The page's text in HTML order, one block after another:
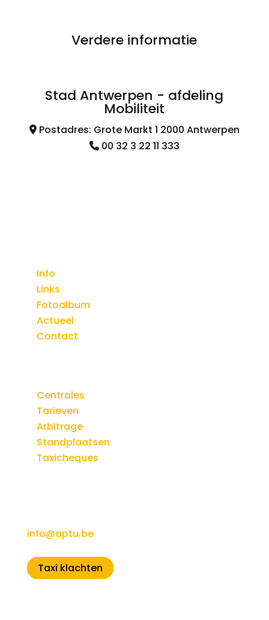
Verdere informatie
Stad Antwerpen - afdeling
Mobiliteit
Postadres: Grote Markt 1 2000 Antwerpen
00 32 3 22 11 333
Info
Links
Fotoalbum
Actueel
Contact
Centrales
Tarieven
Arbitrage
Standplaatsen
Taxicheques
info@aptu.be
Taxi klachten